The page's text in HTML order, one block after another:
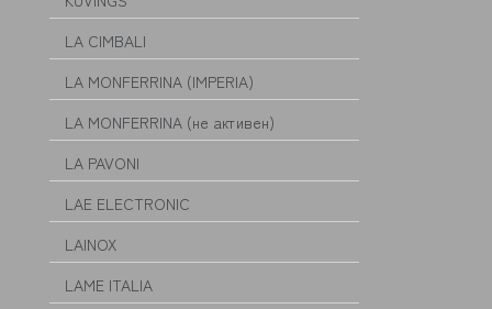
LA CIMBALI
LA MONFERRINA (IMPERIA)
LA MONFERRINA (не активен)
LA PAVONI
LAE ELECTRONIC
LAINOX
LAME ITALIA